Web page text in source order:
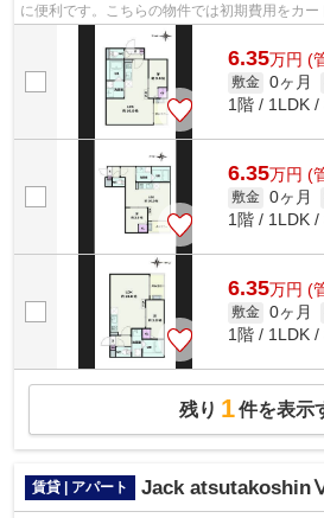
に便利です。こちらの物件では初期費用をカ
敷地内ごみ置き場は、ごみを捨てる...
6.35万円 (
敷金 0ヶ月
1階 / 1LDK /
6.35万円 (
敷金 0ヶ月
1階 / 1LDK /
6.35万円 (
敷金 0ヶ月
1階 / 1LDK /
残り 1件を表示
賃貸 | アパート Jack